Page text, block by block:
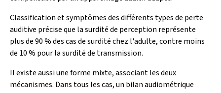
Classification et symptômes des différents types de perte
auditive précise que la surdité de perception représente
plus de 90 % des cas de surdité chez l'adulte, contre moins
de 10 % pour la surdité de transmission.
Il existe aussi une forme mixte, associant les deux
mécanismes. Dans tous les cas, un bilan audiométrique